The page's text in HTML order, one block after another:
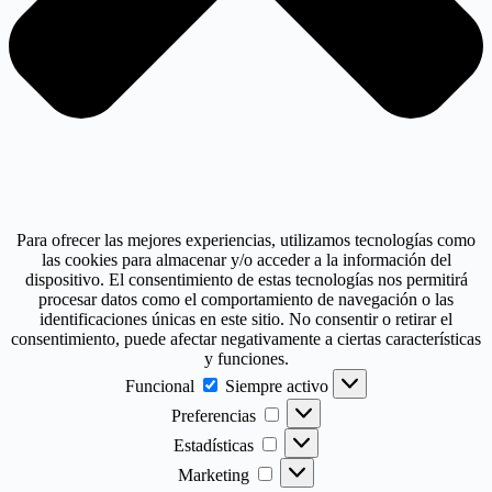
Para ofrecer las mejores experiencias, utilizamos tecnologías como
las cookies para almacenar y/o acceder a la información del
dispositivo. El consentimiento de estas tecnologías nos permitirá
procesar datos como el comportamiento de navegación o las
identificaciones únicas en este sitio. No consentir o retirar el
consentimiento, puede afectar negativamente a ciertas características
y funciones.
Funcional
Funcional
Siempre activo
Preferencias
Preferencias
Estadísticas Estadísticas
Marketing Marketing